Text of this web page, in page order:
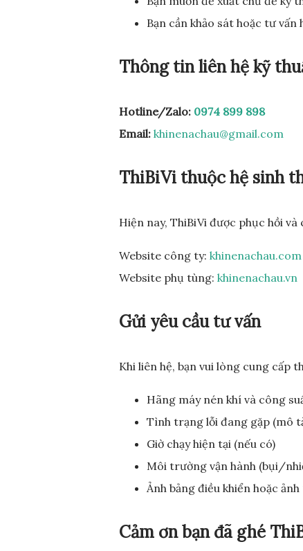
Bạn cần khảo sát hoặc tư
Thông tin liên hệ kỹ
Hotline/Zalo: 0974 899 898
Email: khinenachau@gmail.com
ThiBiVi thuộc hệ sinh
Hiện nay, ThiBiVi được phục hồi
Website công ty: khinenachau.com
Website phụ tùng: khinenachau.vn
Gửi yêu cầu tư vấn
Khi liên hệ, bạn vui lòng cung cấp
Hãng máy nén khí và công
Tình trạng lỗi đang gặp (mô
Giờ chạy hiện tại (nếu có)
Môi trường vận hành (bụi/
Ảnh bảng điều khiển hoặc
Cảm ơn bạn đã ghé